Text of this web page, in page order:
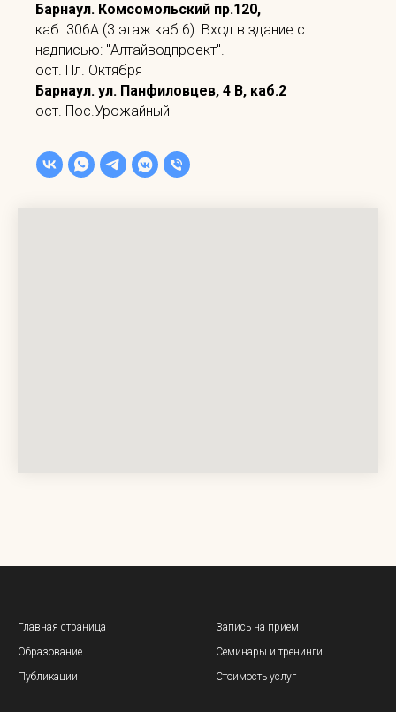
Барнаул. Комсомольский пр.120,
каб. 306А (3 этаж каб.6). Вход в здание с
надписью: "Алтайводпроект".
ост. Пл. Октября
Барнаул. ул. Панфиловцев, 4 В, каб.2
ост. Пос.Урожайный
Главная страница
Образование
Публикации
Запись на прием
Семинары и тренинги
Стоимость услуг